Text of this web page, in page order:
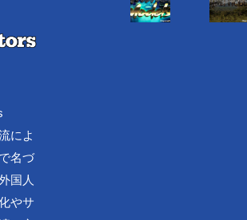
によ
名づ
国人
やサ